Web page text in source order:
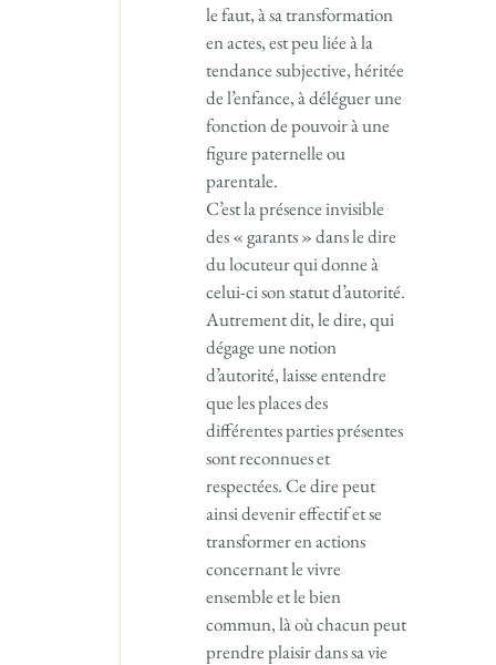
le faut, à sa transformation
en actes, est peu liée à la
tendance subjective, héritée
de l’enfance, à déléguer une
fonction de pouvoir à une
figure paternelle ou
parentale.
C’est la présence invisible
des « garants » dans le dire
du locuteur qui donne à
celui-ci son statut d’autorité.
Autrement dit, le dire, qui
dégage une notion
d’autorité, laisse entendre
que les places des
différentes parties présentes
sont reconnues et
respectées. Ce dire peut
ainsi devenir effectif et se
transformer en actions
concernant le vivre
ensemble et le bien
commun, là où chacun peut
prendre plaisir dans sa vie